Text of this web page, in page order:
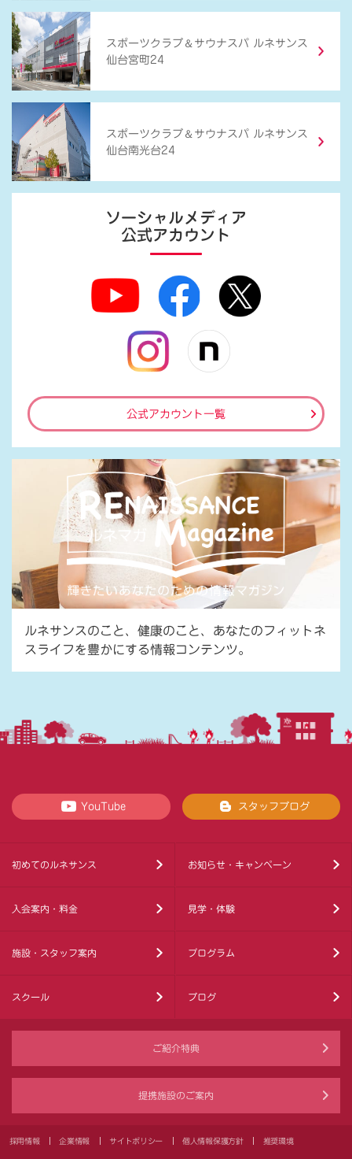
スポーツクラブ ＆ サウナスパ ルネサンス
仙台宮町24
スポーツクラブ ＆ サウナスパ ルネサンス
仙台南光台24
ソーシャルメディア
公式アカウント
公式アカウント一覧
ルネサンスのこと、健康のこと、あなたのフィットネ
スライフを豊かにする情報コンテンツ。
YouTube スタッフブログ
初めてのルネサンス お知らせ・キャンペーン
入会案内・料金 見学・体験
施設・スタッフ案内 プログラム
スクール ブログ
ご紹介特典
提携施設のご案内
採用情報 企業情報 サイトポリシー 個人情報保護方針 推奨環境